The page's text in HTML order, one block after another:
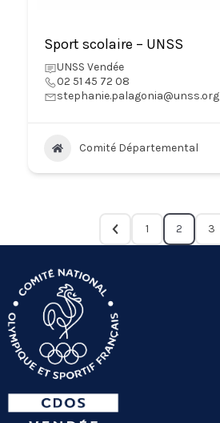
Sport scolaire – UNSS
UNSS Vendée
02 51 45 72 08
stephanie.palagonia@unss.org
Comité Départemental
1 2 3